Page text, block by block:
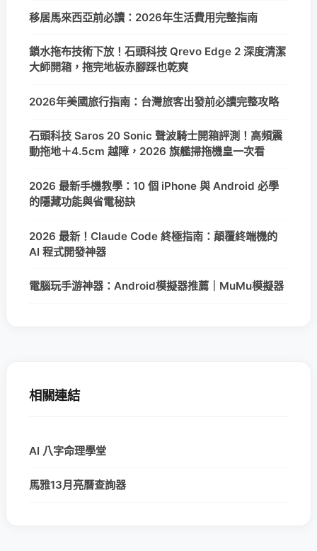
移居馬來西亞前必讀：2026年生活費用完整指南
鎖水拖布技術下放！石頭科技 Qrevo Edge 2 深度清潔
大師開箱，拖完地板赤腳踩也乾爽
2026年美國旅行指南：台灣旅客出發前必讀完整攻略
石頭科技 Saros 20 Sonic 聲波騎士開箱評測！高頻震
動拖地＋4.5cm 越障，2026 旗艦掃拖機皇一次看
2026 最新手機教學：10 個 iPhone 與 Android 必學
的隱藏功能與省電秘訣
2026 最新！Claude Code 終極指南：顛覆終端機的
AI 程式開發神器
電腦玩手游神器：Android模擬器推薦｜MuMu模擬器
相關連結
AI 八字命理學堂
馬雅13月亮曆查詢器